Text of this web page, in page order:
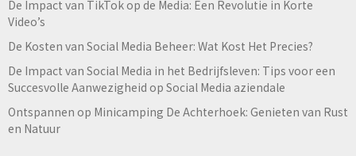
De Impact van TikTok op de Media: Een Revolutie in Korte
Video’s
De Kosten van Social Media Beheer: Wat Kost Het Precies?
De Impact van Social Media in het Bedrijfsleven: Tips voor een
Succesvolle Aanwezigheid op Social Media aziendale
Ontspannen op Minicamping De Achterhoek: Genieten van Rust
en Natuur